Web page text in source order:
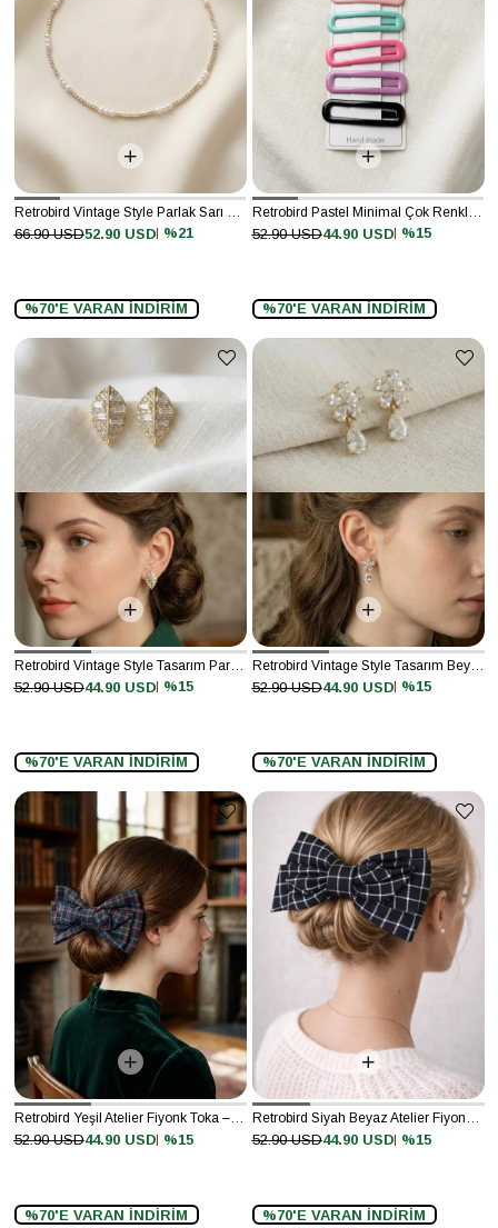
%21
52.90 USD
66.90 USD
%70'E VARAN İNDİRİM
%15
44.90 USD
52.90 USD
%70'E VARAN İNDİRİM
Retrobird Vintage Style Tasarım Parlak Sarı Küpe
%15
44.90 USD
52.90 USD
%70'E VARAN İNDİRİM
Retrobird Vintage Style Tasarım Beyaz - Altın Renkli Küpe
%15
44.90 USD
52.90 USD
%70'E VARAN İNDİRİM
Retrobird Yeşil Atelier Fiyonk Toka – Büyük Boy
%15
44.90 USD
52.90 USD
%70'E VARAN İNDİRİM
Retrobird Siyah Beyaz Atelier Fiyonk Toka – Büyük Boy
%15
44.90 USD
52.90 USD
%70'E VARAN İNDİRİM